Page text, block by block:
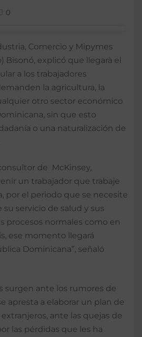
0
Comercio y Mipymes
Bisonó, explicó que llegarà el
a los trabajadores
la agricultura, la
otro sector económico
sin que esto
o una naturalización de
de McKinsey,
un trabajador que trabaje
por el periodo que se necesite
servicio de salud y sus
procesos normales como en
ese momento llegará
Dominicana”, señaló
surgen ante los rumores de
apresta a elaborar un plan de
ante las quejas de
las pérdidas que les ha